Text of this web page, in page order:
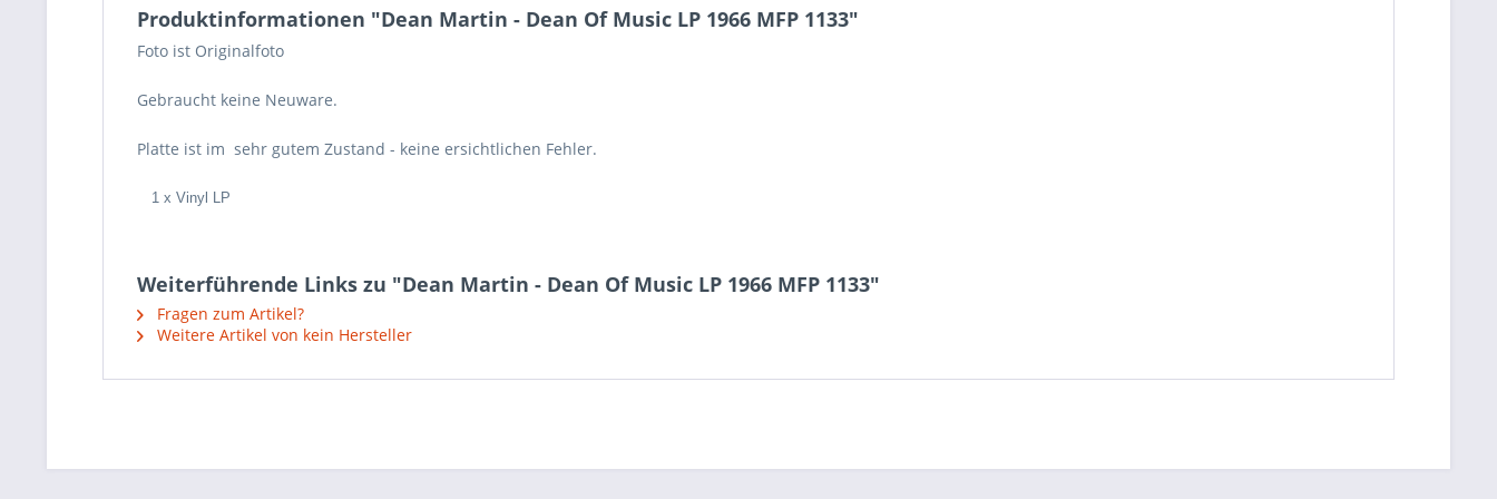
Produktinformationen "Dean Martin - Dean Of Music LP 1966 MFP 1133"
Foto ist Originalfoto
Gebraucht keine Neuware.
Platte ist im sehr gutem Zustand - keine ersichtlichen Fehler.
1 x Vinyl LP
Weiterführende Links zu "Dean Martin - Dean Of Music LP 1966 MFP 1133"
Fragen zum Artikel?
Weitere Artikel von kein Hersteller